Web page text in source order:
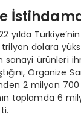
yılda
dolara
sanayi ürünleri
Organize
2 milyon 700
toplamda 6